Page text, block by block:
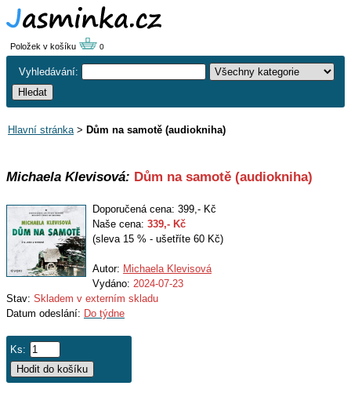
Položek v košíku 0
Vyhledávání:
Hlavní stránka> Dům na samotě (audiokniha)
Michaela Klevisová: Dům na samotě (audiokniha)
Doporučená cena: 399,- Kč
Naše cena: 339,- Kč
(sleva 15 % - ušetříte 60 Kč)
Autor: Michaela Klevisová
Vydáno: 2024-07-23
Stav: Skladem v externím skladu
Datum odeslání: Do týdne
Ks: